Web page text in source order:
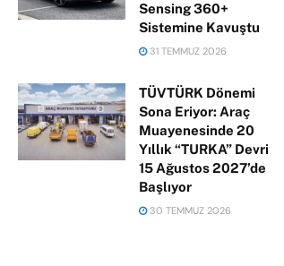
Sensing 360+
Sistemine Kavuştu
31 TEMMUZ 2026
TÜVTÜRK Dönemi
Sona Eriyor: Araç
Muayenesinde 20
Yıllık “TURKA” Devri
15 Ağustos 2027’de
Başlıyor
30 TEMMUZ 2026